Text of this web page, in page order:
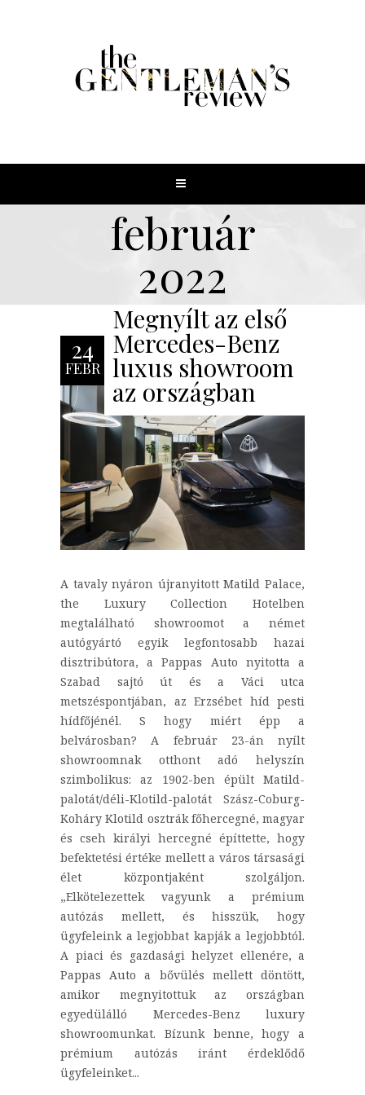
február
2022
24
FEBR
Megnyílt az első
Mercedes-Benz
luxus showroom
az országban
A tavaly nyáron újranyitott Matild Palace,
the Luxury Collection Hotelben
megtalálható showroomot a német
autógyártó egyik legfontosabb hazai
disztribútora, a Pappas Auto nyitotta a
Szabad sajtó út és a Váci utca
metszéspontjában, az Erzsébet híd pesti
hídfőjénél. S hogy miért épp a
belvárosban? A február 23-án nyílt
showroomnak otthont adó helyszín
szimbolikus: az 1902-ben épült Matild-
palotát/déli-Klotild-palotát Szász-Coburg-
Koháry Klotild osztrák főhercegné, magyar
és cseh királyi hercegné építtette, hogy
befektetési értéke mellett a város társasági
élet központjaként szolgáljon.
„Elkötelezettek vagyunk a prémium
autózás mellett, és hisszük, hogy
ügyfeleink a legjobbat kapják a legjobbtól.
A piaci és gazdasági helyzet ellenére, a
Pappas Auto a bővülés mellett döntött,
amikor megnyitottuk az országban
egyedülálló Mercedes-Benz luxury
showroomunkat. Bízunk benne, hogy a
prémium autózás iránt érdeklődő
ügyfeleinket...